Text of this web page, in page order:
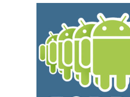
Домашние животные
Путешествия